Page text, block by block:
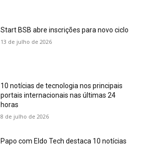
Start BSB abre inscrições para novo ciclo
13 de julho de 2026
10 notícias de tecnologia nos principais
portais internacionais nas últimas 24
horas
8 de julho de 2026
Papo com Eldo Tech destaca 10 notícias